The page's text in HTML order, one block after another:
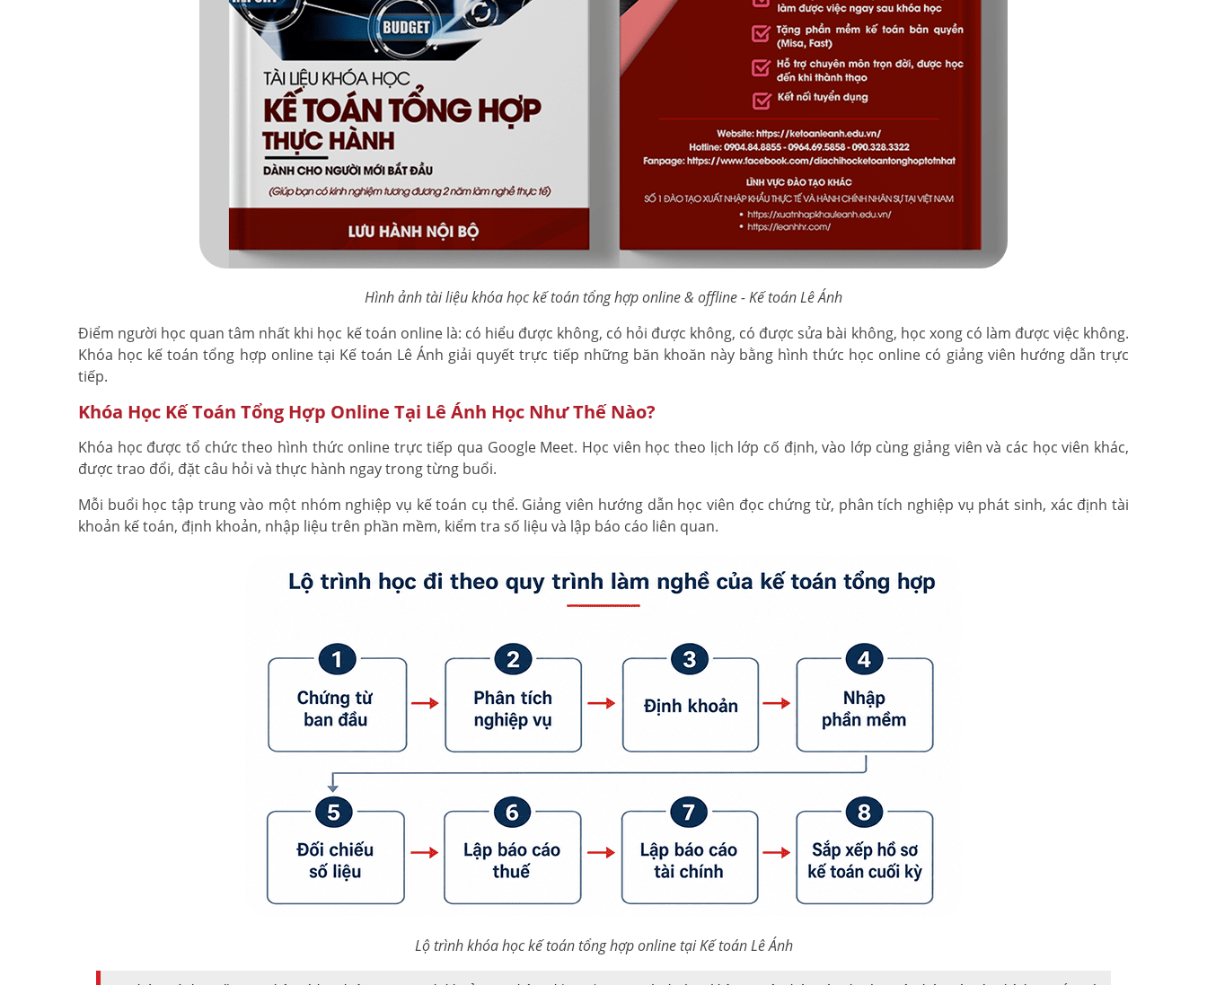
Hình ảnh tài liệu khóa học kế toán tổng hợp online & offline - Kế toán Lê Ánh
Điểm người học quan tâm nhất khi học kế toán online là: có hiểu được không, có hỏi được không, có được sửa bài không, học xong có làm được việc không.
Khóa học kế toán tổng hợp online tại Kế toán Lê Ánh giải quyết trực tiếp những băn khoăn này bằng hình thức học online có giảng viên hướng dẫn trực
tiếp.
Khóa Học Kế Toán Tổng Hợp Online Tại Lê Ánh Học Như Thế Nào?
Khóa học được tổ chức theo hình thức online trực tiếp qua Google Meet. Học viên học theo lịch lớp cố định, vào lớp cùng giảng viên và các học viên khác,
được trao đổi, đặt câu hỏi và thực hành ngay trong từng buổi.
Mỗi buổi học tập trung vào một nhóm nghiệp vụ kế toán cụ thể. Giảng viên hướng dẫn học viên đọc chứng từ, phân tích nghiệp vụ phát sinh, xác định tài
khoản kế toán, định khoản, nhập liệu trên phần mềm, kiểm tra số liệu và lập báo cáo liên quan.
Lộ trình khóa học kế toán tổng hợp online tại Kế toán Lê Ánh